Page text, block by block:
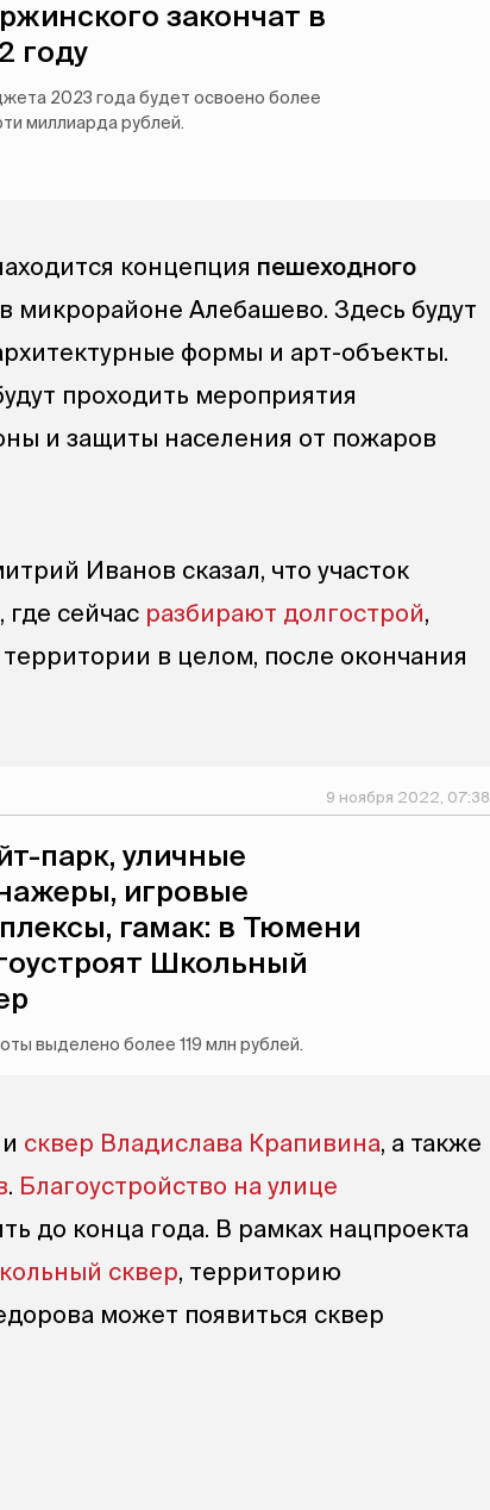
закончат в
году
2023 года будет освоено более
миллиарда рублей.
концепция пешеходного
в микрорайоне Алебашево. Здесь будут
формы и арт-объекты.
проходить мероприятия
и защиты населения от пожаров
Иванов сказал, что участок
сейчас разбирают долгострой,
в целом, после окончания
9 ноября 2022, 07:38
парк, уличные
игровые
гамак: в Тюмени
Школьный
выделено более 119 млн рублей.
сквер Владислава Крапивина, а также
. Благоустройство на улице
до конца года. В рамках нацпроекта
сквер, территорию
может появиться сквер